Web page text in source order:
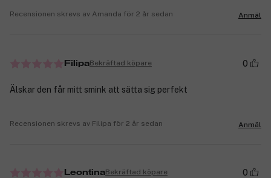
Recensionen skrevs av Amanda för 2 år sedan Anmäl
FilipaBekräftad köpare 0
Älskar den får mitt smink att sätta sig perfekt
Recensionen skrevs av Filipa för 2 år sedan Anmäl
LeontinaBekräftad köpare 0